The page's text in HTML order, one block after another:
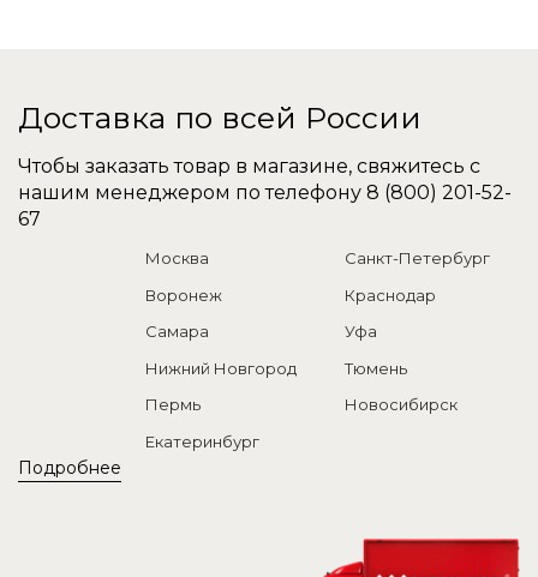
Доставка по всей России
Чтобы заказать товар в магазине, свяжитесь с
нашим менеджером по телефону 8 (800) 201-52-
67
Подробнее
Москва
Санкт-Петербург
Воронеж
Краснодар
Самара
Уфа
Нижний Новгород
Тюмень
Пермь
Новосибирск
Екатеринбург